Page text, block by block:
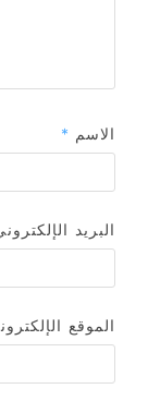
الاسم *
البريد
الموقع